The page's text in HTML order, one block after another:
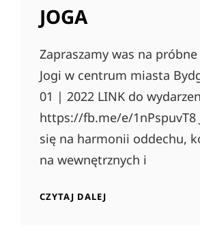
JOGA
Zapraszamy was na próbne
Jogi w centrum miasta
01 | 2022 LINK do
https://fb.me/e/1nPspuvT8
się na harmonii oddechu,
na wewnętrznych i
CZYTAJ DALEJ